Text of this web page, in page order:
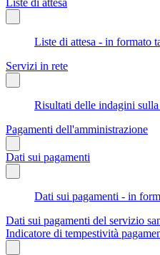
Liste di attesa - in formato
Servizi in rete
Risultati delle indagini
Pagamenti dell'amministrazione
Dati sui pagamenti
Dati sui pagamenti - in
Dati sui pagamenti del servizio
Indicatore di tempestività